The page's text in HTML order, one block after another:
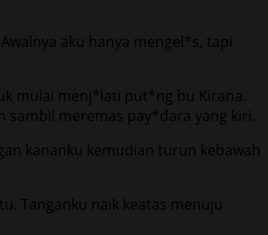
aku hanya mengel*s, tapi
mulai menj*lati put*ng bu Kirana.
sambil meremas pay*dara yang kiri.
kananku kemudian turun kebawah
Tanganku naik keatas menuju